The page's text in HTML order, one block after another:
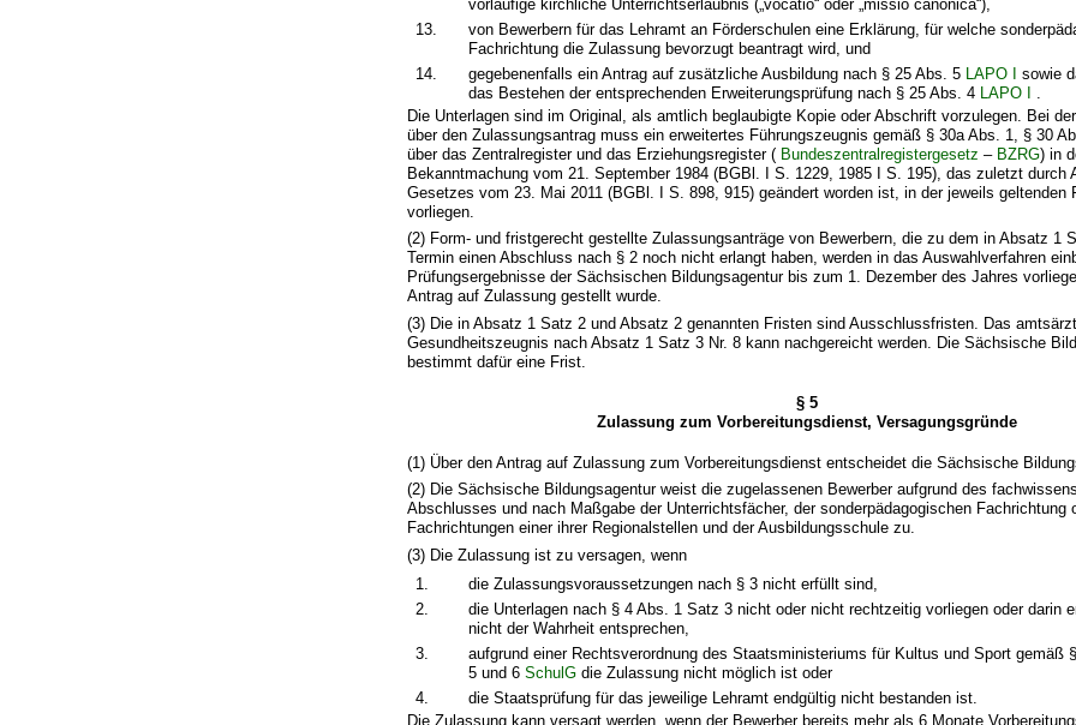
vorläufige kirchliche Unterrichtserlaubnis („vocatio“ oder „missio canonica“),
13.
von Bewerbern für das Lehramt an Förderschulen eine Erklärung, für welche
Fachrichtung die Zulassung bevorzugt beantragt wird, und
14.
gegebenenfalls ein Antrag auf zusätzliche Ausbildung nach § 25 Abs. 5 LAPO I
sowie
das Bestehen der entsprechenden Erweiterungsprüfung nach § 25 Abs. 4
LAPO I
Die Unterlagen sind im Original, als amtlich beglaubigte Kopie oder Abschrift vorzulegen. Bei
über den Zulassungsantrag muss ein erweitertes Führungszeugnis gemäß § 30a Abs. 1, § 30
über das Zentralregister und das Erziehungsregister ( Bundeszentralregistergesetz – BZRG) in
Bekanntmachung vom 21. September 1984 (BGBl. I S. 1229, 1985 I S. 195), das zuletzt durch
Gesetzes vom 23. Mai 2011 (BGBl. I S. 898, 915) geändert worden ist, in der jeweils geltenden
vorliegen.
(2) Form- und fristgerecht gestellte Zulassungsanträge von Bewerbern, die zu dem in Absatz 1
Termin einen Abschluss nach § 2 noch nicht erlangt haben, werden in das Auswahlverfahren
Prüfungsergebnisse der Sächsischen Bildungsagentur bis zum 1. Dezember des Jahres
Antrag auf Zulassung gestellt wurde.
(3) Die in Absatz 1 Satz 2 und Absatz 2 genannten Fristen sind Ausschlussfristen. Das
Gesundheitszeugnis nach Absatz 1 Satz 3 Nr. 8 kann nachgereicht werden. Die Sächsische
bestimmt dafür eine Frist.
§ 5
Zulassung zum Vorbereitungsdienst, Versagungsgründe
(1) Über den Antrag auf Zulassung zum Vorbereitungsdienst entscheidet die Sächsische
(2) Die Sächsische Bildungsagentur weist die zugelassenen Bewerber aufgrund des
Abschlusses und nach Maßgabe der Unterrichtsfächer, der sonderpädagogischen Fachrichtung
Fachrichtungen einer ihrer Regionalstellen und der Ausbildungsschule zu.
(3) Die Zulassung ist zu versagen, wenn
1.
die Zulassungsvoraussetzungen nach § 3 nicht erfüllt sind,
2.
die Unterlagen nach § 4 Abs. 1 Satz 3 nicht oder nicht rechtzeitig vorliegen oder darin
nicht der Wahrheit entsprechen,
3.
aufgrund einer Rechtsverordnung des Staatsministeriums für Kultus und Sport gemäß
5 und 6SchulG die Zulassung nicht möglich ist oder
4.
die Staatsprüfung für das jeweilige Lehramt endgültig nicht bestanden ist.
Die Zulassung kann versagt werden, wenn der Bewerber bereits mehr als 6 Monate